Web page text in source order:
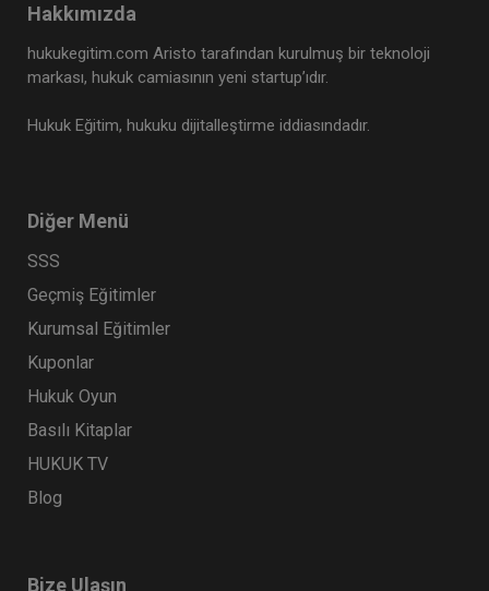
Hakkımızda
hukukegitim.com Aristo tarafından kurulmuş bir teknoloji
markası, hukuk camiasının yeni startup’ıdır.
Hukuk Eğitim, hukuku dijitalleştirme iddiasındadır.
Diğer Menü
SSS
Geçmiş Eğitimler
Kurumsal Eğitimler
Kuponlar
Hukuk Oyun
Basılı Kitaplar
HUKUK TV
Blog
Bize Ulaşın